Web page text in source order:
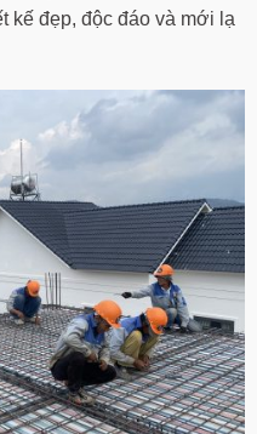
kế đẹp, độc đáo và mới lạ